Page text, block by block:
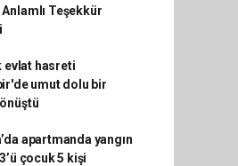
Anlamlı Teşekkür
evlat hasreti
umut dolu bir
apartmanda yangın
çocuk 5 kişi